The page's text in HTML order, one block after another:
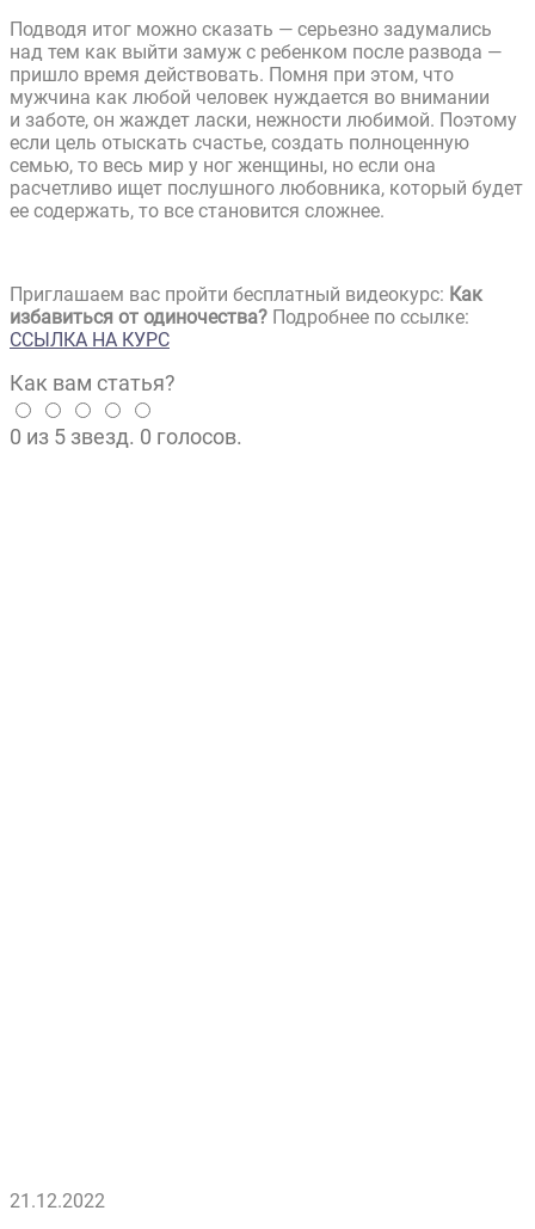
Подводя итог можно сказать — серьезно задумались
над тем как выйти замуж с ребенком после развода —
пришло время действовать. Помня при этом, что
мужчина как любой человек нуждается во внимании
и заботе, он жаждет ласки, нежности любимой. Поэтому
если цель отыскать счастье, создать полноценную
семью, то весь мир у ног женщины, но если она
расчетливо ищет послушного любовника, который будет
ее содержать, то все становится сложнее.
Приглашаем вас пройти бесплатный видеокурс: Как
избавиться от одиночества? Подробнее по ссылке:
ССЫЛКА НА КУРС
Как вам статья?
0 из 5 звезд. 0 голосов.
21.12.2022